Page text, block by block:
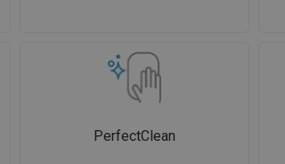
PerfectClean